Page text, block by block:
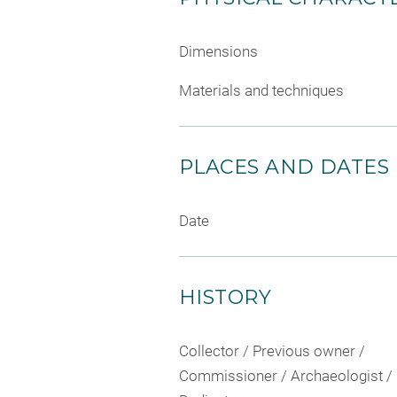
Dimensions
Materials and techniques
PLACES AND DATES
Date
HISTORY
Collector / Previous owner /
Commissioner / Archaeologist /